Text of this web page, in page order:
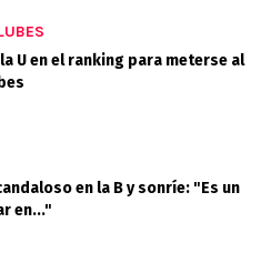
la U en el ranking para meterse al
en la B y sonríe: "Es un
en..."